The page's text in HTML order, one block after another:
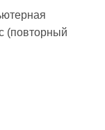
(повторный